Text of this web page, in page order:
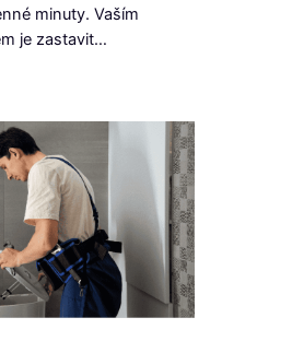
minuty. Vaším
je zastavit…